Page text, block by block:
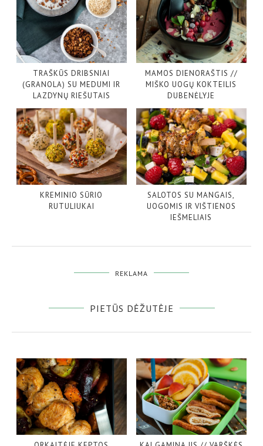
TRAŠKŪS DRIBSNIAI
(GRANOLA) SU MEDUMI IR
LAZDYNŲ RIEŠUTAIS
MAMOS DIENORAŠTIS //
MIŠKO UOGŲ KOKTEILIS
DUBENĖLYJE
KREMINIO SŪRIO
RUTULIUKAI
SALOTOS SU MANGAIS,
UOGOMIS IR VIŠTIENOS
IEŠMELIAIS
REKLAMA
PIETŪS DĖŽUTĖJE